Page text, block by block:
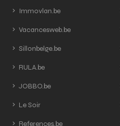
Immovlan.be
Vacancesweb.be
Sillonbelge.be
RULA.be
JOBBO.be
Le Soir
References.be